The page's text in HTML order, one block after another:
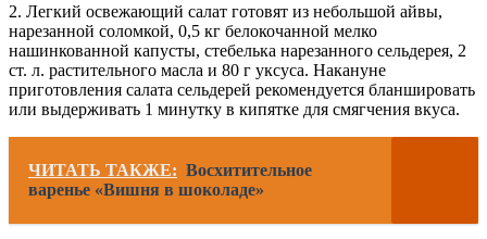
2. Легкий освежающий салат готовят из небольшой айвы,
нарезанной соломкой, 0,5 кг белокочанной мелко
нашинкованной капусты, стебелька нарезанного сельдерея, 2
ст. л. растительного масла и 80 г уксуса. Накануне
приготовления салата сельдерей рекомендуется бланшировать
или выдерживать 1 минутку в кипятке для смягчения вкуса.
ЧИТАТЬ ТАКЖЕ: Восхитительное
варенье «Вишня в шоколаде»